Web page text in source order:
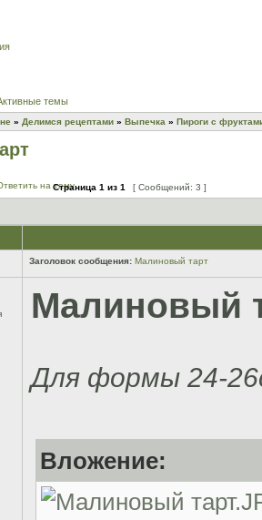
темы
» Делимся рецептами » Выпечка » Пироги с
Страница 1 из 1 [ Сообщений: 3 ]
Заголовок сообщения: Малиновый тарт
Малиновый
Для формы 24-
Вложение: